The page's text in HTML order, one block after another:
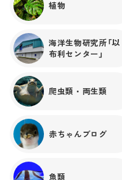
植物
海洋生物研究所「以
布利センター」
爬虫類・両生類
赤ちゃんブログ
魚類